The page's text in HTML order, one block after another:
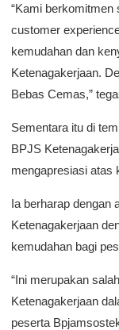
“Kami berkomitmen
customer
kemudahan dan
Ketenagakerjaan.
Bebas Cemas,”
Sementara itu di
BPJS
mengapresiasi atas
Ia berharap dengan
Ketenagakerjaan
kemudahan bagi
“Ini merupakan
Ketenagakerjaan
peserta